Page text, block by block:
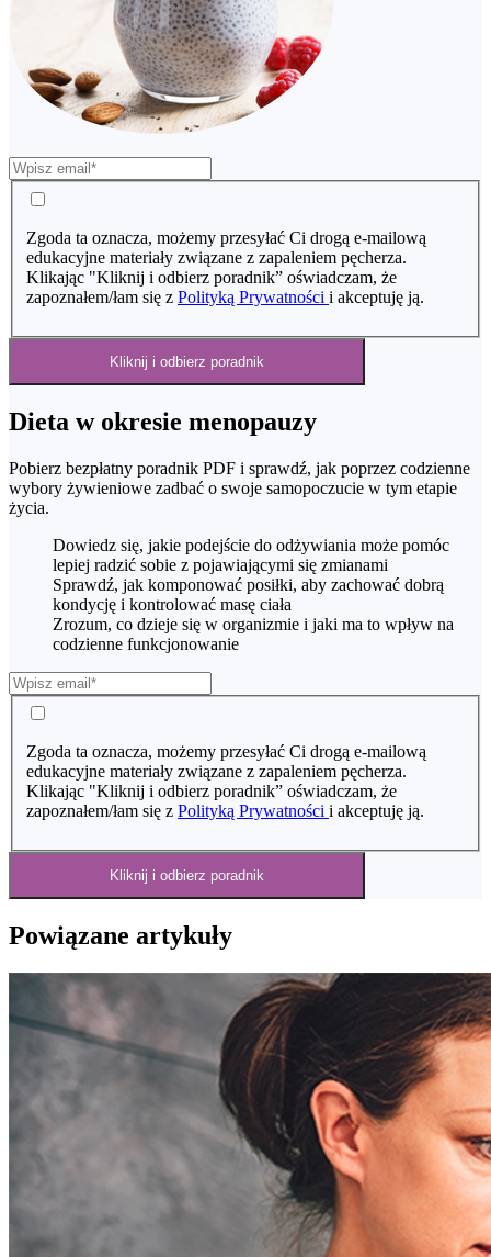
Zgoda ta oznacza, możemy przesyłać Ci drogą e-mailową
edukacyjne materiały związane z zapaleniem pęcherza.
Klikając "Kliknij i odbierz poradnik” oświadczam, że
zapoznałem/łam się z Polityką Prywatności i akceptuję ją.
Kliknij i odbierz poradnik
Dieta w okresie menopauzy
Pobierz bezpłatny poradnik PDF i sprawdź, jak poprzez codzienne
wybory żywieniowe zadbać o swoje samopoczucie w tym etapie
życia.
Dowiedz się, jakie podejście do odżywiania może pomóc
lepiej radzić sobie z pojawiającymi się zmianami
Sprawdź, jak komponować posiłki, aby zachować dobrą
kondycję i kontrolować masę ciała
Zrozum, co dzieje się w organizmie i jaki ma to wpływ na
codzienne funkcjonowanie
Zgoda ta oznacza, możemy przesyłać Ci drogą e-mailową
edukacyjne materiały związane z zapaleniem pęcherza.
Klikając "Kliknij i odbierz poradnik” oświadczam, że
zapoznałem/łam się z Polityką Prywatności i akceptuję ją.
Kliknij i odbierz poradnik
Powiązane artykuły